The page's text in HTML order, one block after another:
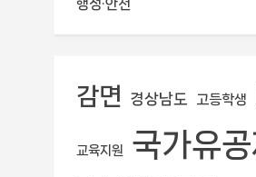
행정·안전
감면 경상남도 고등학생
교육지원 국가유